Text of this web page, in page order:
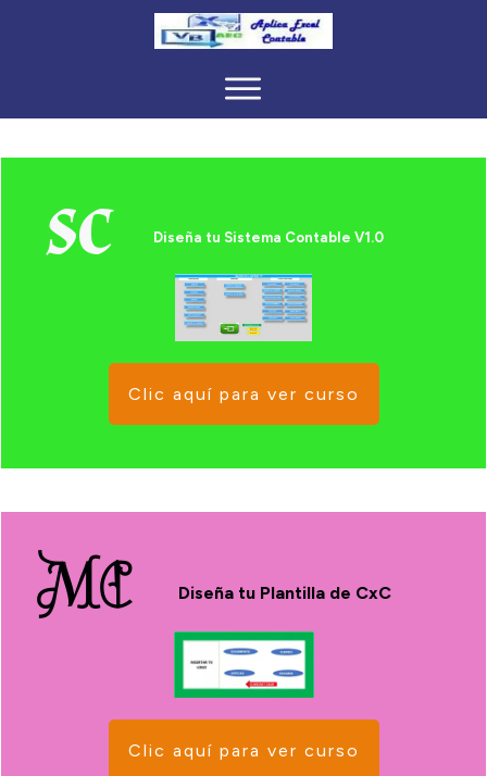
SCDiseña tu Sistema Contable V1.0
Clic aquí para ver curso
MC Diseña tu Plantilla de CxC
Clic aquí para ver curso